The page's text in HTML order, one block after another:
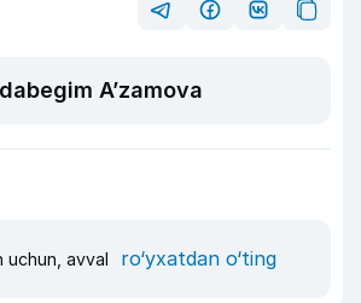
A’zamova
uchun, avval ro‘yxatdan o‘ting